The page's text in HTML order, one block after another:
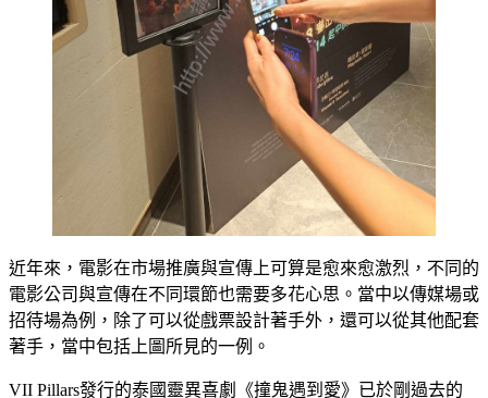
近年來，電影在市場推廣與宣傳上可算是愈來愈激烈，不同的
電影公司與宣傳在不同環節也需要多花心思。當中以傳媒場或
招待場為例，除了可以從戲票設計著手外，還可以從其他配套
著手，當中包括上圖所見的一例。
VII Pillars發行的泰國靈異喜劇《撞鬼遇到愛》已於剛過去的